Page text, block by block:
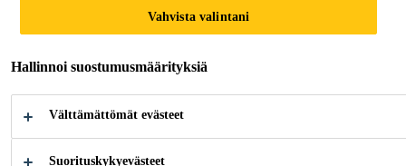
Monikäyttöinen liima-/tiivistemassa
polyuretaaniliima / tiivistemassa joka liimaa hyvin
useita erilaisia materiaaleja kuten metallit,
metalliprimerit ja maalipinnat (2-komponenttiset
Vahvista valintani
Hallinnoi suostumusmäärityksiä
Välttämättömät evästeet
Suorituskykyevästeet